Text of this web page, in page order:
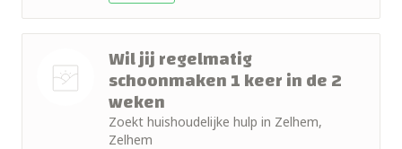
Wil jij regelmatig
schoonmaken 1 keer in de 2
weken
Zoekt huishoudelijke hulp in Zelhem,
Zelhem